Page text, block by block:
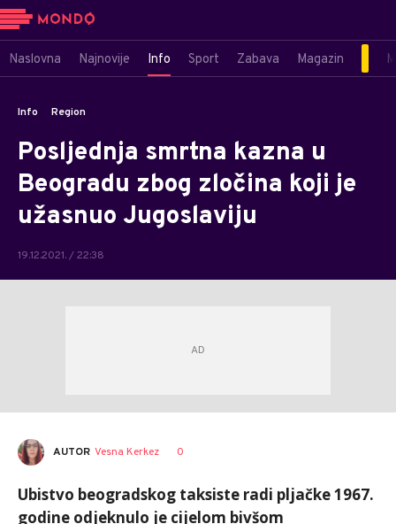
Naslovna Najnovije Info Sport Zabava Magazin
Info Region
Posljednja smrtna kazna u
Beogradu zbog zločina koji je
užasnuo Jugoslaviju
19.12.2021. / 22:38
AUTOR Vesna Kerkez 0
Ubistvo beogradskog taksiste radi pljačke 1967.
godine odjeknulo je cijelom bivšom